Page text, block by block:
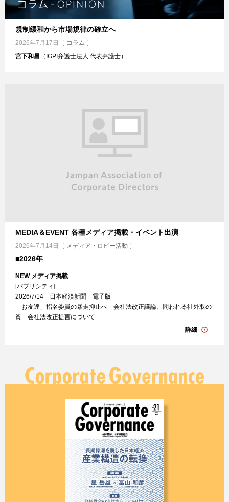
規制緩和から市場規律の確立へ
2026年7月17日
［ コラム ］
宮下和昌 （IGPI弁護士法人 代表弁護士）
MEDIA＆EVENT 各種メディア掲載・イベント出演
2026年7月14日 ［ メディア・ロビー活動 ］
■2026年
NEW メディア掲載
[パブリシティ]
2026/7/14
日本経済新聞 電子版
「お友達」指名委員の暴走抑止へ 会社法改正議論、問われる社外取の
質―会社法改正提言について
詳細